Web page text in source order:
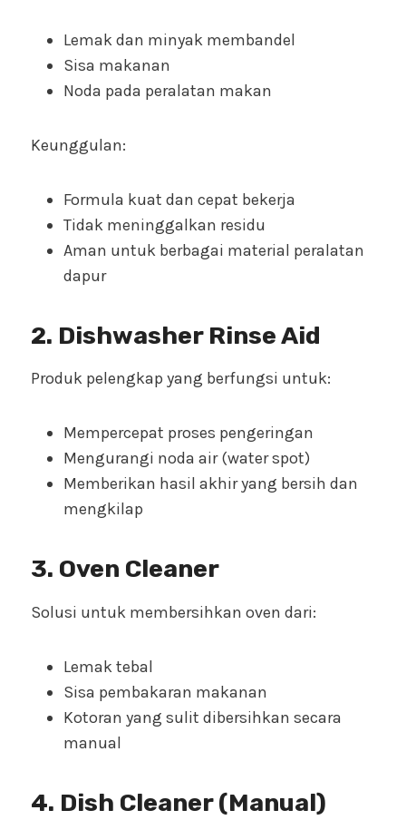
Lemak dan minyak membandel
Sisa makanan
Noda pada peralatan makan
Keunggulan:
Formula kuat dan cepat bekerja
Tidak meninggalkan residu
Aman untuk berbagai material peralatan
dapur
2. Dishwasher Rinse Aid
Produk pelengkap yang berfungsi untuk:
Mempercepat proses pengeringan
Mengurangi noda air (water spot)
Memberikan hasil akhir yang bersih dan
mengkilap
3. Oven Cleaner
Solusi untuk membersihkan oven dari:
Lemak tebal
Sisa pembakaran makanan
Kotoran yang sulit dibersihkan secara
manual
4. Dish Cleaner (Manual)